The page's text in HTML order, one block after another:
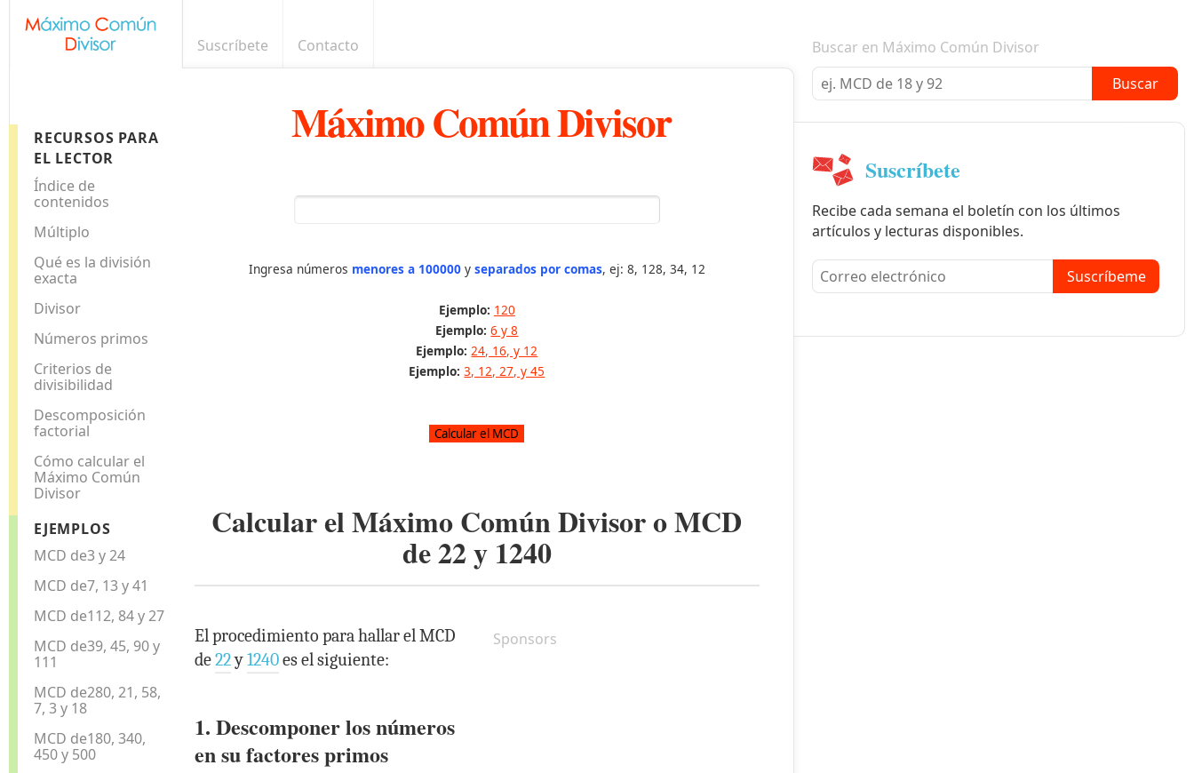
Suscríbete Contacto Boletín informativo
RECURSOS PARA
EL LECTOR
Índice de
contenidos
Múltiplo
Qué es la división
exacta
Divisor
Números primos
Criterios de
divisibilidad
Descomposición
factorial
Cómo calcular el
Máximo Común
Divisor
EJEMPLOS
MCD de3 y 24
MCD de7, 13 y 41
MCD de112, 84 y 27
MCD de39, 45, 90 y
111
MCD de280, 21, 58,
7, 3 y 18
MCD de180, 340,
450 y 500
Máximo Común Divisor
Ingresa números menores a 100000y separados por comas, ej: 8, 128, 34, 12
Ejemplo: 120
Ejemplo: 6 y 8
Ejemplo: 24, 16, y 12
Ejemplo: 3, 12, 27, y 45
Calcular el Máximo Común Divisor o MCD
de22y 1240
Sponsors
El procedimiento para hallar el MCD
de22y1240es el siguiente:
1. Descomponer los números
en su factores primos
Buscar en Máximo Común Divisor
Buscar
Suscríbete
Recibe cada semana el boletín con los últimos
artículos y lecturas disponibles.
Suscríbeme